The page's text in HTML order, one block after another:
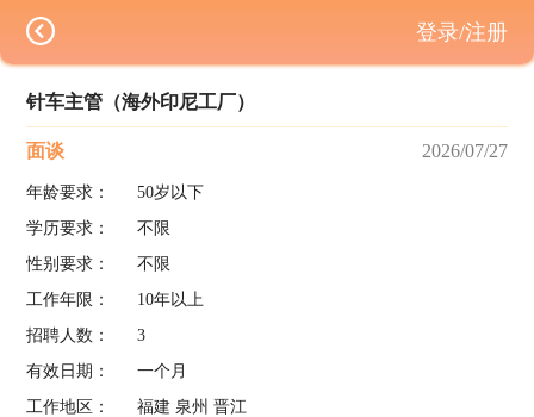
针车主管（海外印尼工厂）
面谈 2026/07/27
年龄要求：
50岁以下
学历要求：
不限
性别要求：
不限
工作年限：
10年以上
招聘人数：
3
有效日期：
一个月
工作地区：
福建 泉州 晋江
登录/注册